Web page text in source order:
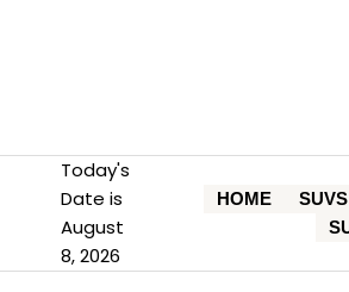
Today's
Date is
August
8, 2026
HOME SUVS